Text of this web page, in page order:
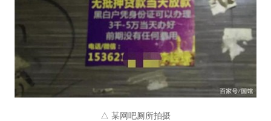
△ 某网吧厕所拍摄